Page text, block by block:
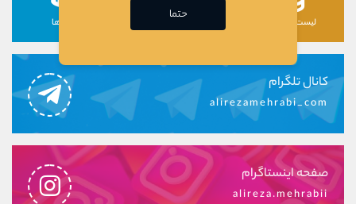
لیست رمزارزها دوره ها
کانال تلگرام
alirezamehrabi_com
صفحه اینستاگرام
alireza.mehrabii
حتما